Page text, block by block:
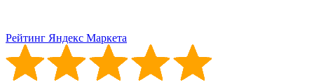
Рейтинг Яндекс Маркета